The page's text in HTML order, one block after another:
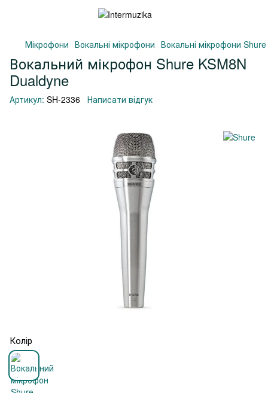
Мікрофони Вокальні мікрофони Вокальні мікрофони Shure
Вокальний мікрофон Shure KSM8N
Dualdyne
Артикул: SH-2336 Написати відгук
Колір